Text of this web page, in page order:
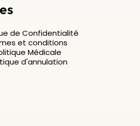
de Confidentialité
et conditions
Médicale
d'annulation